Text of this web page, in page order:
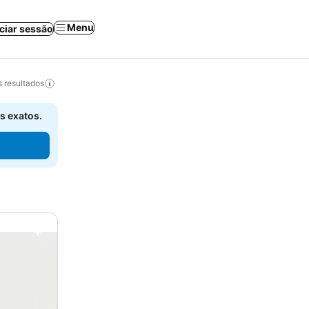
sessão Menu
resultados
exatos.